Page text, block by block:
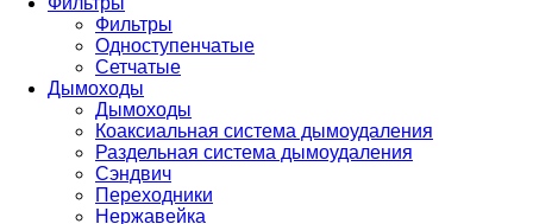
Фильтры
Одноступенчатые
Сетчатые
Дымоходы
Дымоходы
Коаксиальная система дымоудаления
Раздельная система дымоудаления
Сэндвич
Переходники
Нержавейка